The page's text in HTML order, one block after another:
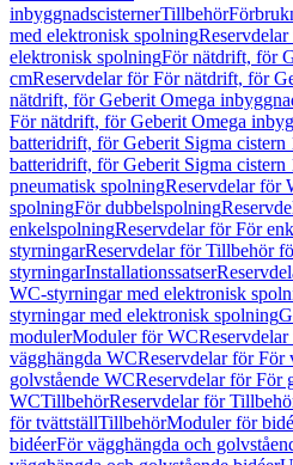
inbyggnadscisternerTillbehör
med elektronisk spolning
elektronisk spolningFör nätdrift, för
cmReservdelar för För nätdrift, för
nätdrift, för Geberit Omega
För nätdrift, för Geberit Omega
batteridrift, för Geberit Sigma cistern
batteridrift, för Geberit Sigma cistern
pneumatisk spolningReservdelar för
spolningFör dubbelspolning
enkelspolningReservdelar för För
styrningarReservdelar för Tillbehör
styrningarInstallationssatser
WC-styrningar med elektronisk
styrningar med elektronisk spolning
modulerModuler för WC
vägghängda WCReservdelar för För
golvstående WCReservdelar för För
WCTillbehörReservdelar för
för tvättställTillbehörModuler för
bidéerFör vägghängda och